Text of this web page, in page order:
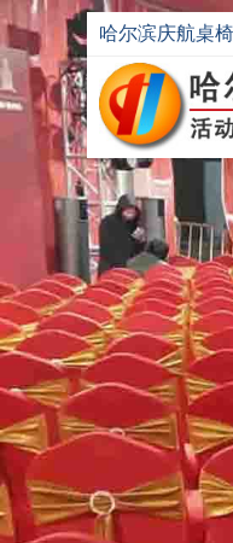
哈尔滨庆航桌